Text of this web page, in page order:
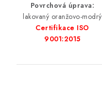
Povrchová úprava:
lakovaný oranžovo-modrý
Certifikace ISO
9001:2015